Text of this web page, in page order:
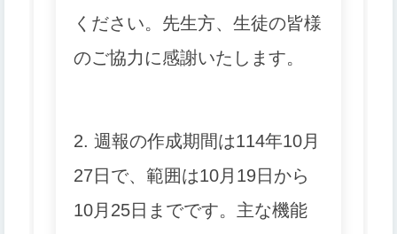
ください。先生方、生徒の皆様
のご協力に感謝いたします。
2. 週報の作成期間は114年10月
27日で、範囲は10月19日から
10月25日までです。主な機能